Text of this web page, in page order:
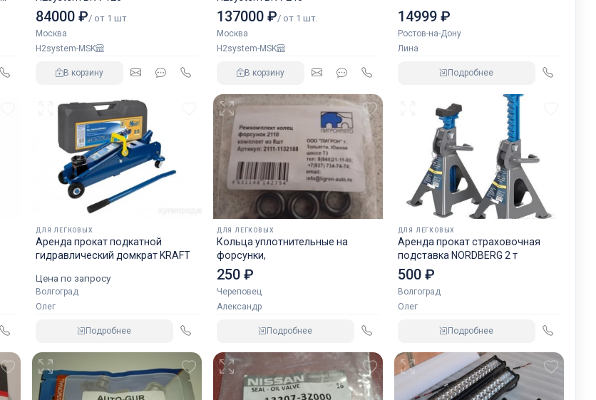
84000 ₽/ от 1 шт.
Москва
H2system-MSK
В корзину
137000 ₽/ от 1 шт.
Москва
H2system-MSK
В корзину
14999 ₽
Ростов-на-Дону
Лина
Подробнее
ДЛЯ ЛЕГКОВЫХ
Аренда прокат подкатной
гидравлический домкрат KRAFT
Цена по запросу
Волгоград
Олег
Подробнее
ДЛЯ ЛЕГКОВЫХ
Кольца уплотнительные на
форсунки,
250 ₽
Череповец
Александр
Подробнее
ДЛЯ ЛЕГКОВЫХ
Аренда прокат страховочная
подставка NORDBERG 2 т
500 ₽
Волгоград
Олег
Подробнее